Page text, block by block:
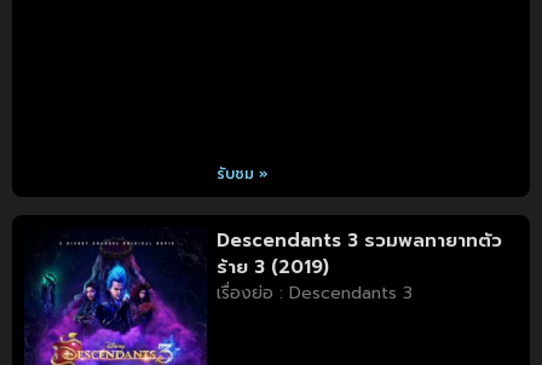
รับชม »
Descendants 3 รวมพลทายาทตัว
ร้าย 3 (2019)
เรื่องย่อ : Descendants 3